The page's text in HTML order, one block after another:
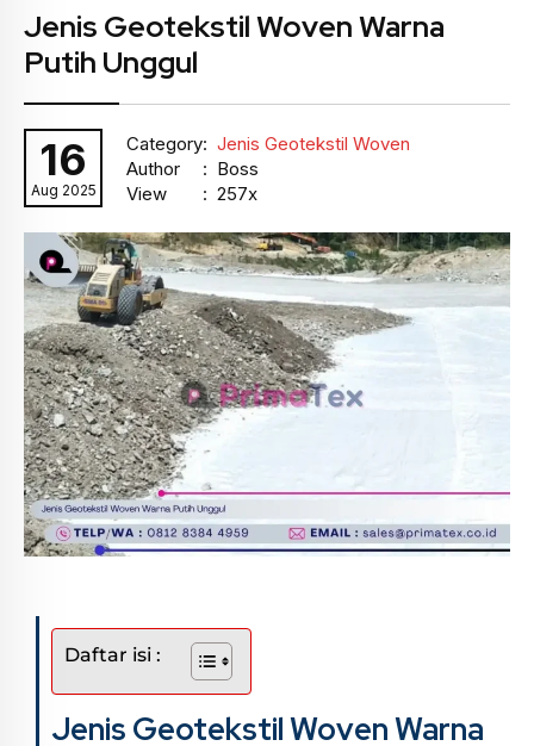
Geotekstil Woven
Jenis Geotekstil Woven Warna
Putih Unggul
16
Aug 2025
Category: Jenis Geotekstil Woven
Author
: Boss
View
: 257x
Daftar isi :
Jenis Geotekstil Woven Warna